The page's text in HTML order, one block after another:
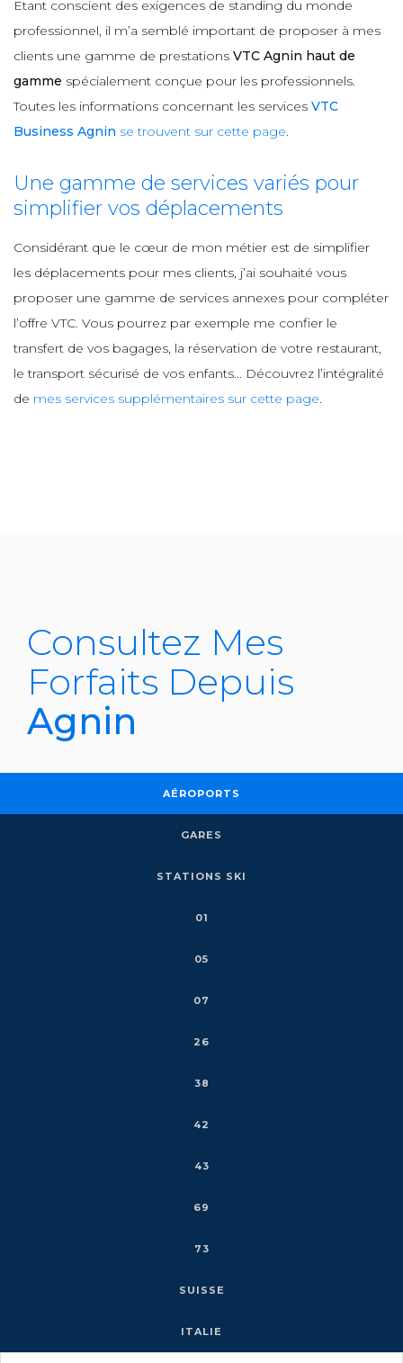
Etant conscient des exigences de standing du monde
professionnel, il m’a semblé important de proposer à mes
clients une gamme de prestations VTC Agnin haut de
gamme spécialement conçue pour les professionnels.
Toutes les informations concernant les services VTC
Business Agnin se trouvent sur cette page.
Une gamme de services variés pour
simplifier vos déplacements
Considérant que le cœur de mon métier est de simplifier
les déplacements pour mes clients, j’ai souhaité vous
proposer une gamme de services annexes pour compléter
l’offre VTC. Vous pourrez par exemple me confier le
transfert de vos bagages, la réservation de votre restaurant,
le transport sécurisé de vos enfants... Découvrez l’intégralité
de mes services supplémentaires sur cette page.
Consultez Mes
Forfaits Depuis
Agnin
AÉROPORTS
GARES
STATIONS SKI
01
05
07
26
38
42
43
69
73
SUISSE
ITALIE